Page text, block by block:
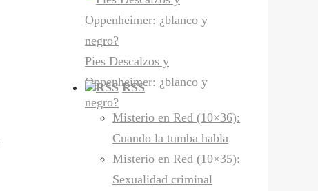
Pies Descalzos y
Oppenheimer: ¿blanco y
negro?
RSS
Misterio en Red (10×36):
Cuando la tumba habla
Misterio en Red (10×35):
Sexualidad criminal